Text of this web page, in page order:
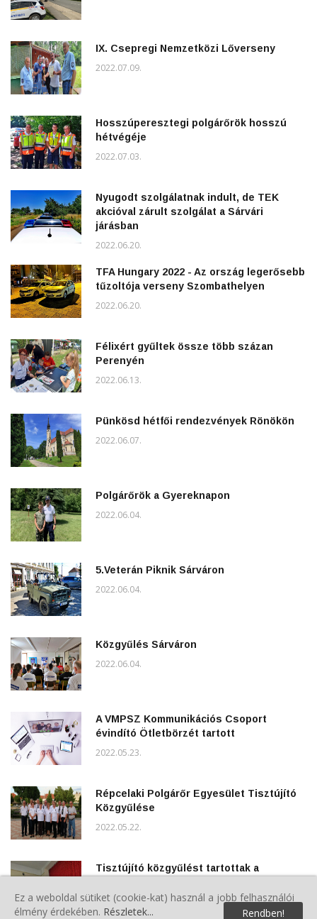
IX. Csepregi Nemzetközi Lőverseny
2022.07.09.
Hosszúperesztegi polgárőrök hosszú
hétvégéje
2022.07.03.
Nyugodt szolgálatnak indult, de TEK
akcióval zárult szolgálat a Sárvári
járásban
2022.06.20.
TFA Hungary 2022 - Az ország legerősebb
tűzoltója verseny Szombathelyen
2022.06.20.
Félixért gyűltek össze több százan
Perenyén
2022.06.13.
Pünkösd hétfői rendezvények Rönökön
2022.06.07.
Polgárőrök a Gyereknapon
2022.06.04.
5.Veterán Piknik Sárváron
2022.06.04.
Közgyűlés Sárváron
2022.06.04.
A VMPSZ Kommunikációs Csoport
évindító Ötletbörzét tartott
2022.05.23.
Répcelaki Polgárőr Egyesület Tisztújító
Közgyűlése
2022.05.22.
Tisztújító közgyűlést tartottak a
2022.05.07.
Ez a weboldal sütiket (cookie-kat) használ a jobb felhasználói
élmény érdekében. Részletek... Rendben!